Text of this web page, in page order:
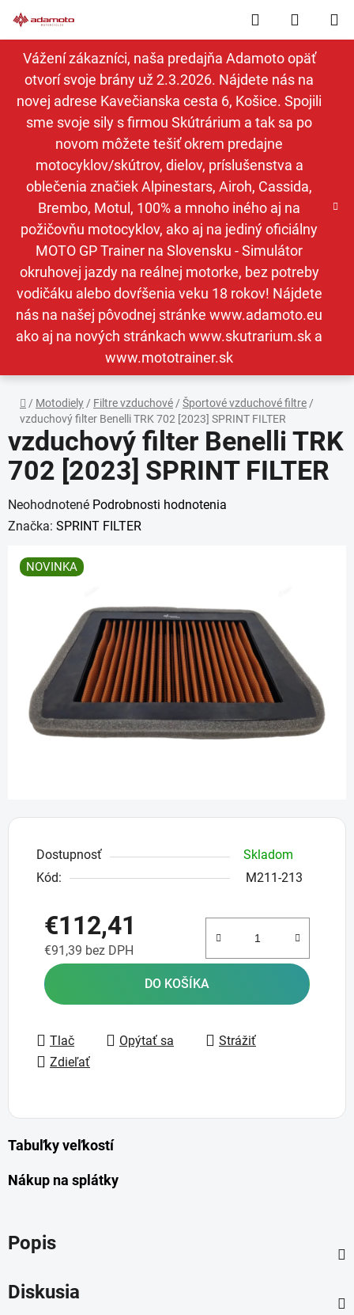
na
obsah
Vážení zákazníci, naša predajňa Adamoto opäť
otvorí svoje brány už 2.3.2026. Nájdete nás na
novej adrese Kavečianska cesta 6, Košice. Spojili
sme svoje sily s firmou Skútrárium a tak sa po
novom môžete tešiť okrem predajne
motocyklov/skútrov, dielov, príslušenstva a
oblečenia značiek Alpinestars, Airoh, Cassida,
Brembo, Motul, 100% a mnoho iného aj na
požičovňu motocyklov, ako aj na jediný oficiálny
MOTO GP Trainer na Slovensku - Simulátor
okruhovej jazdy na reálnej motorke, bez potreby
vodičáku alebo dovŕšenia veku 18 rokov! Nájdete
nás na našej pôvodnej stránke www.adamoto.eu
ako aj na nových stránkach www.skutrarium.sk a
www.mototrainer.sk
Hľadať
KOŠÍK
Domov
/ Motodiely / Filtre vzduchové / Športové vzduchové filtre /
vzduchový filter Benelli TRK 702 [2023] SPRINT FILTER
Dostupnosť
Skladom
Kód:
M211-213
€112,41
€91,39 bez DPH
Jednotková cena:
DO KOŠÍKA
Tlač Opýtať sa
Strážiť
Zdieľať
vzduchový filter Benelli TRK
702 [2023] SPRINT FILTER
Priemerné
hodnotenie
hviezdičiek.
Neohodnotené Podrobnosti hodnotenia
Značka: SPRINT FILTER
NOVINKA
Tabuľky veľkostí
Nákup na splátky
Popis
Diskusia